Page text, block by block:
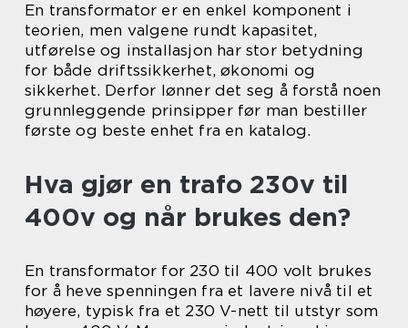
En transformator er en enkel komponent i
teorien, men valgene rundt kapasitet,
utførelse og installasjon har stor betydning
for både driftssikkerhet, økonomi og
sikkerhet. Derfor lønner det seg å forstå noen
grunnleggende prinsipper før man bestiller
første og beste enhet fra en katalog.
Hva gjør en trafo 230v til
400v og når brukes den?
En transformator for 230 til 400 volt brukes
for å heve spenningen fra et lavere nivå til et
høyere, typisk fra et 230 V-nett til utstyr som